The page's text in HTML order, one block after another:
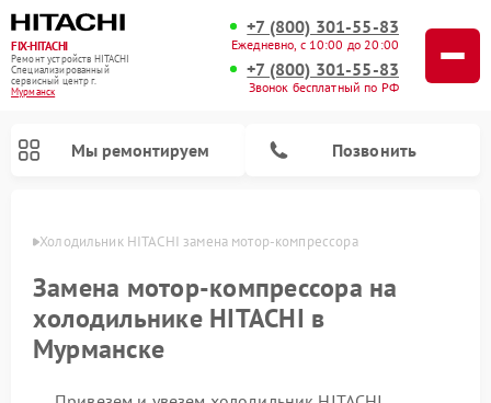
FIX-HITACHI
Ремонт устройств HITACHI
Специализированный
cервисный центр г.
Мурманск
+7 (800) 301-55-83
Ежедневно, с 10:00 до 20:00
+7 (800) 301-55-83
Звонок бесплатный по РФ
Мы ремонтируем Позвонить
Холодильник HITACHI замена мотор-компрессора
Замена мотор-компрессора на
холодильнике HITACHI в
Мурманске